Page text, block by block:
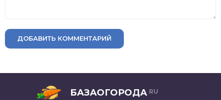
ДОБАВИТЬ КОММЕНТАРИЙ
БАЗАОГОРОДА RU